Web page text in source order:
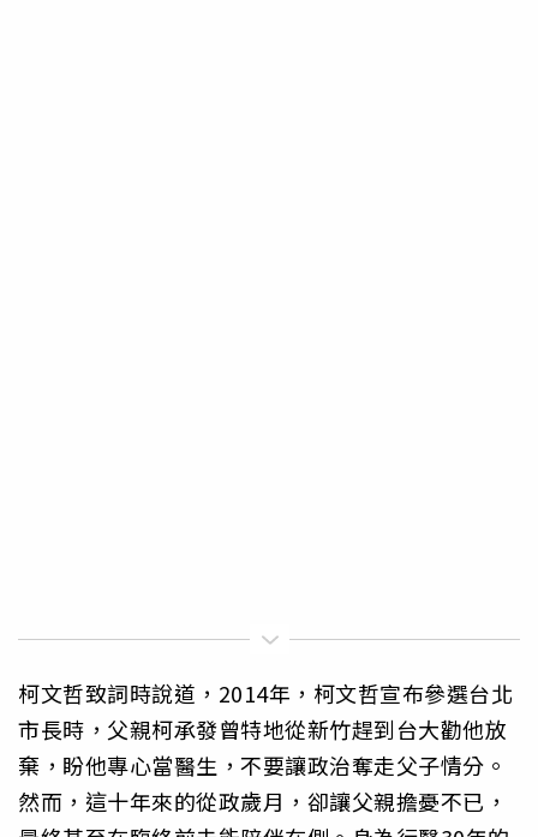
柯文哲致詞時說道，2014年，柯文哲宣布參選台北
市長時，父親柯承發曾特地從新竹趕到台大勸他放
棄，盼他專心當醫生，不要讓政治奪走父子情分。
然而，這十年來的從政歲月，卻讓父親擔憂不已，